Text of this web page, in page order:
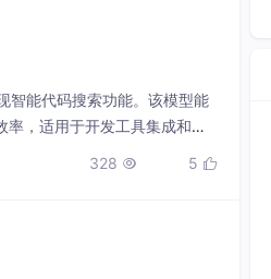
智能代码搜索功能。该模型能
，适用于开发工具集成和团
328  5 